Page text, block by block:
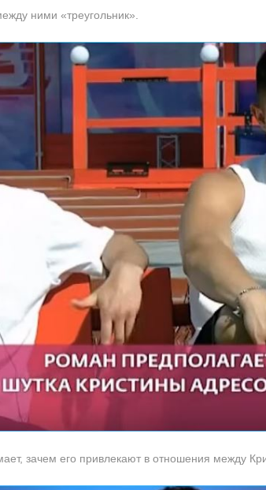
ними «треугольник».
зачем его привлекают в отношения между